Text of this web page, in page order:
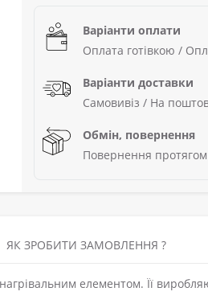
Варіанти оплати
Оплата готівкою /
Варіанти доставки
Самовивіз / На
Обмін, повернення
Повернення
ЯК ЗРОБИТИ ЗАМОВЛЕННЯ ?
елементом. Її